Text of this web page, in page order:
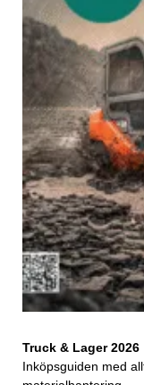
Truck & Lager 2026
Inköpsguiden med